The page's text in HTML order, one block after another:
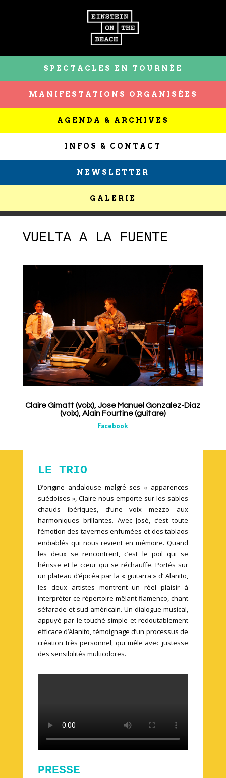
SPECTACLES EN TOURNÉE
MANIFESTATIONS ORGANISÉES
AGENDA & ARCHIVES
INFOS & CONTACT
NEWSLETTER
GALERIE
VUELTA A LA FUENTE
Claire Gimatt (voix), Jose Manuel Gonzalez-Diaz
(voix), Alain Fourtine (guitare)
Facebook
LE TRIO
D’origine andalouse malgré ses « apparences
suédoises », Claire nous emporte sur les sables
chauds ibériques, d’une voix mezzo aux
harmoniques brillantes. Avec José, c’est toute
l’émotion des tavernes enfumées et des tablaos
endiablés qui nous revient en mémoire. Quand
les deux se rencontrent, c’est le poil qui se
hérisse et le cœur qui se réchauffe. Portés sur
un plateau d’épicéa par la « guitarra » d’ Alanito,
les deux artistes montrent un réel plaisir à
interpréter ce répertoire mêlant flamenco, chant
séfarade et sud américain. Un dialogue musical,
appuyé par le touché simple et redoutablement
efficace d’Alanito, témoignage d’un processus de
création très personnel, qui mêle avec justesse
des sensibilités multicolores.
PRESSE